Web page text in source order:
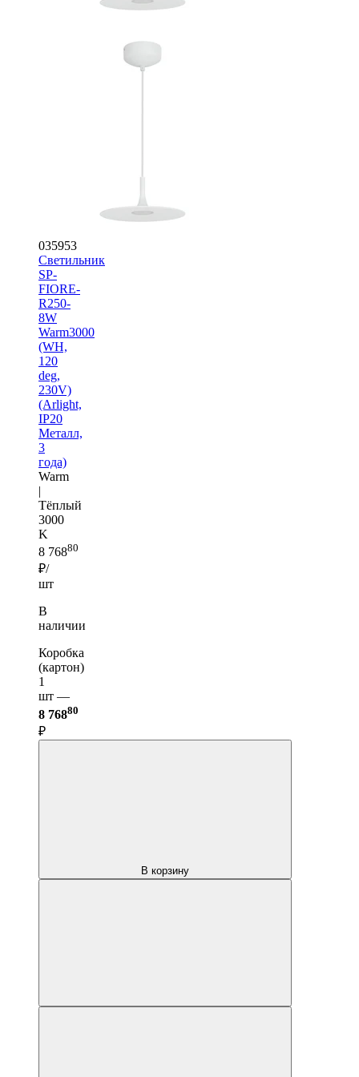
035953
Светильник
SP-
FIORE-
R250-
8W
Warm3000
(WH,
120
deg,
230V)
(Arlight,
IP20
Металл,
3
года)
Warm
|
Тёплый
3000
K
8 76880
₽/
шт
В
наличии
Коробка
(картон)
1
шт —
8 76880
₽
В корзину